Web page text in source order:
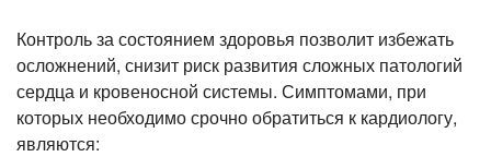
Контроль за состоянием здоровья позволит избежать
осложнений, снизит риск развития сложных патологий
сердца и кровеносной системы. Симптомами, при
которых необходимо срочно обратиться к кардиологу,
являются: